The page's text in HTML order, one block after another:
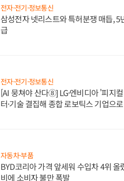
전자·전기·정보통신
삼성전자 넷리스트와 특허분쟁 매듭,
급
전자·전기·정보통신
[AI 뭉쳐야 산다⑧] LG·엔비디아 '피지
터·기술 결집해 종합 로보틱스 기업으로
자동차·부품
BYD코리아 가격 앞세워 수입차 4위 올
비에 소비자 불만 폭발